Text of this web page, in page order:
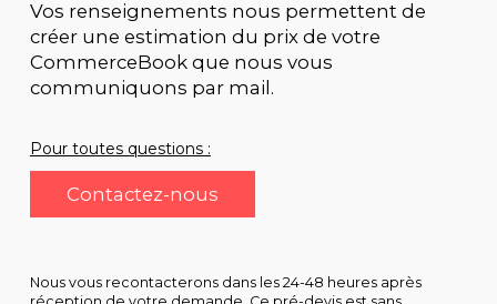
Vos renseignements nous permettent de
créer une estimation du prix de votre
CommerceBook que nous vous
communiquons par mail.
Pour toutes questions :
Contactez-nous
Nous vous recontacterons dans les 24-48 heures après